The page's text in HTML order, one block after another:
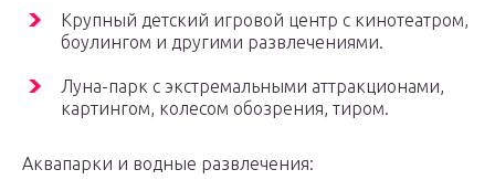
Крупный детский игровой центр с кинотеатром,
боулингом и другими развлечениями.
Луна-парк с экстремальными аттракционами,
картингом, колесом обозрения, тиром.
Аквапарки и водные развлечения: